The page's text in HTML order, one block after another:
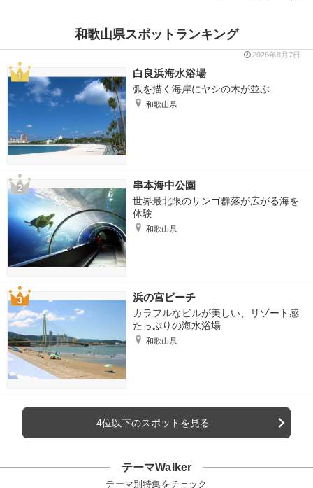
和歌山県スポットランキング
2026年8月7日
白良浜海水浴場
弧を描く海岸にヤシの木が並ぶ
和歌山県
串本海中公園
世界最北限のサンゴ群落が広がる海を
体験
和歌山県
浜の宮ビーチ
カラフルなビルが美しい、リゾート感
たっぷりの海水浴場
和歌山県
4位以下のスポットを見る
テーマWalker
テーマ別特集をチェック